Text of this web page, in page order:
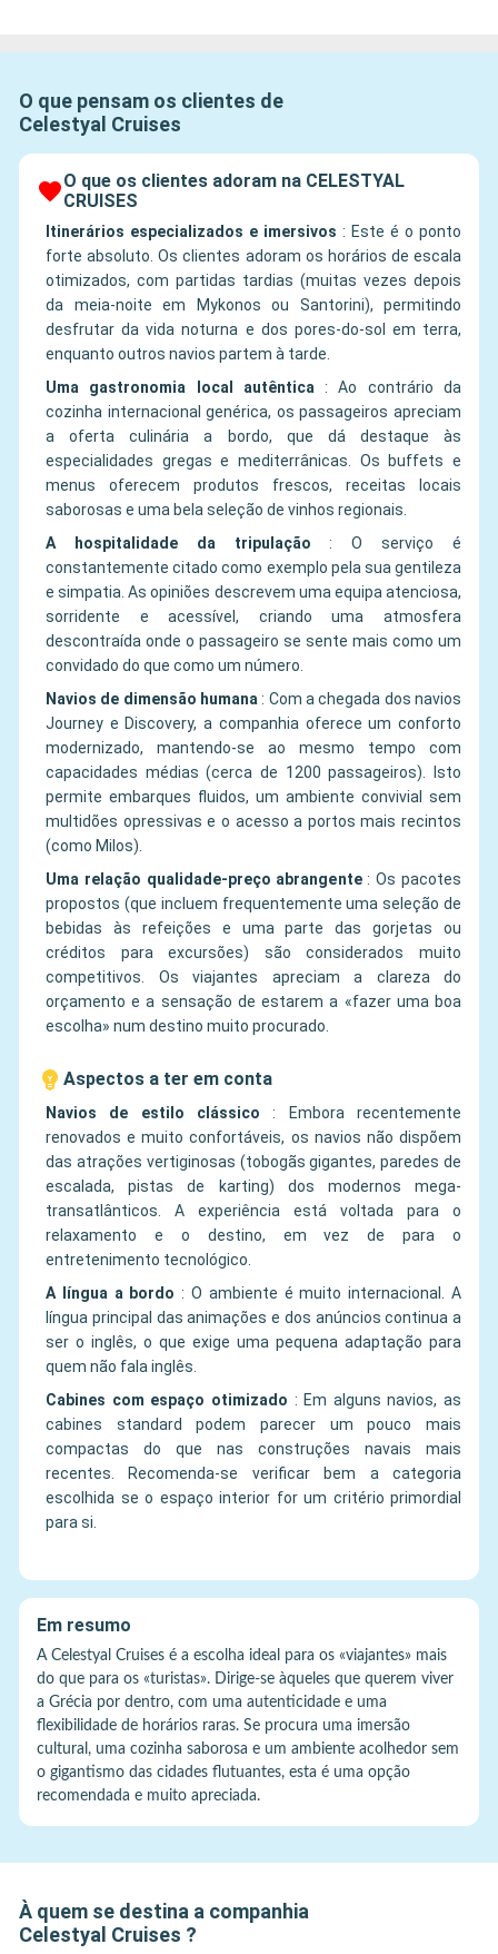
O que pensam os clientes de
Celestyal Cruises
O que os clientes adoram na CELESTYAL
CRUISES
Itinerários especializados e imersivos : Este é o ponto
forte absoluto. Os clientes adoram os horários de escala
otimizados, com partidas tardias (muitas vezes depois
da meia-noite em Mykonos ou Santorini), permitindo
desfrutar da vida noturna e dos pores-do-sol em terra,
enquanto outros navios partem à tarde.
Uma gastronomia local autêntica
:Ao contrário da
cozinha internacional genérica, os passageiros apreciam
a oferta culinária a bordo, que dá destaque às
especialidades gregas e mediterrânicas. Os buffets e
menus oferecem produtos frescos, receitas locais
saborosas e uma bela seleção de vinhos regionais.
A hospitalidade da tripulação
:O serviço é
constantemente citado como exemplo pela sua gentileza
e simpatia. As opiniões descrevem uma equipa atenciosa,
sorridente e acessível, criando uma atmosfera
descontraída onde o passageiro se sente mais como um
convidado do que como um número.
Navios de dimensão humana : Com a chegada dos navios
Journey e Discovery, a companhia oferece um conforto
modernizado, mantendo-se ao mesmo tempo com
capacidades médias (cerca de 1200 passageiros). Isto
permite embarques fluidos, um ambiente convivial sem
multidões opressivas e o acesso a portos mais recintos
(como Milos).
Uma relação qualidade-preço abrangente :Os pacotes
propostos (que incluem frequentemente uma seleção de
bebidas às refeições e uma parte das gorjetas ou
créditos para excursões) são considerados muito
competitivos. Os viajantes apreciam a clareza do
orçamento e a sensação de estarem a «fazer uma boa
escolha» num destino muito procurado.
Aspectos a ter em conta
Navios de estilo clássico :
Embora recentemente
renovados e muito confortáveis, os navios não dispõem
das atrações vertiginosas (tobogãs gigantes, paredes de
escalada, pistas de karting) dos modernos mega-
transatlânticos. A experiência está voltada para o
relaxamento e o destino, em vez de para o
entretenimento tecnológico.
A língua a bordo :O ambiente é muito internacional. A
língua principal das animações e dos anúncios continua a
ser o inglês, o que exige uma pequena adaptação para
quem não fala inglês.
Cabines com espaço otimizado : Em alguns navios, as
cabines standard podem parecer um pouco mais
compactas do que nas construções navais mais
recentes. Recomenda-se verificar bem a categoria
escolhida se o espaço interior for um critério primordial
para si.
Em resumo
A Celestyal Cruises é a escolha ideal para os «viajantes» mais
do que para os «turistas». Dirige-se àqueles que querem viver
a Grécia por dentro, com uma autenticidade e uma
flexibilidade de horários raras. Se procura uma imersão
cultural, uma cozinha saborosa e um ambiente acolhedor sem
o gigantismo das cidades flutuantes, esta é uma opção
recomendada e muito apreciada.
À quem se destina a companhia
Celestyal Cruises ?